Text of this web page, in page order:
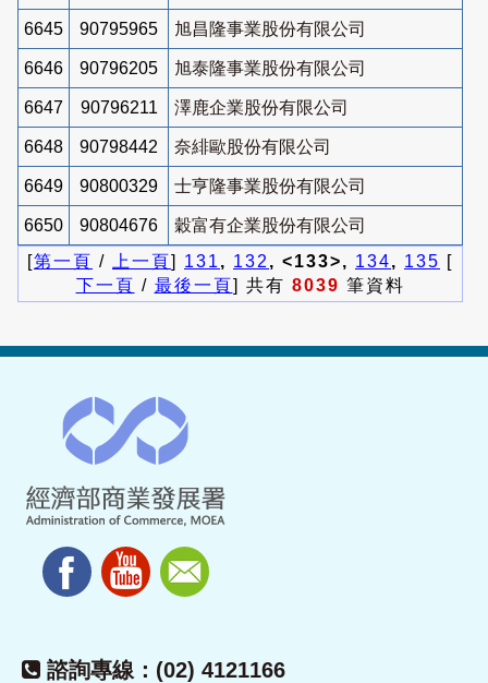
6645 90795965 旭昌隆事業股份有限公司
6646 90796205 旭泰隆事業股份有限公司
6647 90796211 澤鹿企業股份有限公司
6648 90798442 奈緋歐股份有限公司
6649 90800329 士亨隆事業股份有限公司
6650 90804676
穀富有企業股份有限公司
[第一頁 / 上一頁] 131 , 132 , <133>, 134, 135 [
下一頁 / 最後一頁] 共有 8039 筆資料
諮詢專線：(02) 4121166